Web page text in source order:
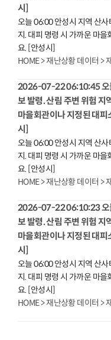
시]
오늘 06:00 안성시 지역 산
지. 대피 명령 시 가까운 마을
요. [안성시]
HOME > 재난상황 데이터 >
2026-07-22 06:10:45 오
보 발령. 산림 주변 위험 지
마을회관이나 지정된대피
시]
오늘 06:00 안성시 지역 산
지. 대피 명령 시 가까운 마을
요. [안성시]
HOME > 재난상황 데이터 >
2026-07-22 06:10:23 오
보 발령. 산림 주변 위험 지
마을회관이나 지정된대피
시]
오늘 06:00 안성시 지역 산
지. 대피 명령 시 가까운 마을
요. [안성시]
HOME > 재난상황 데이터 >